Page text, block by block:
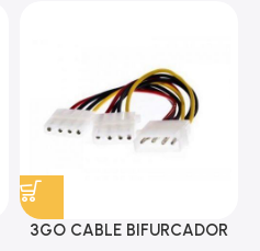
3GO CABLE BIFURCADOR